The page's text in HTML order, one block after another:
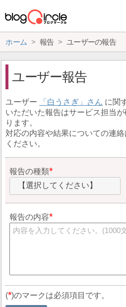
ホーム 報告 ユーザーの報告
ユーザー報告
ユーザー 白うさぎ
に関
いただいた報告はサービス担当
ります。
対応の内容や結果についての連
ください。
報告の種類
【選択してください】
報告の内容
(*)のマークは必須項目です。